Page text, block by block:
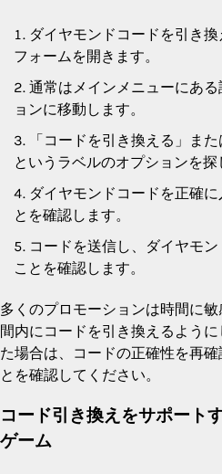
ダイヤモンドコードを引き
フォームを開きます。
通常はメインメニューにあ
ョンに移動します。
「コードを引き換える」ま
というラベルのオプションを探
ダイヤモンドコードを正確
とを確認します。
コードを送信し、ダイヤモ
ことを確認します。
多くのプロモーションは時間に
間内にコードを引き換えるよう
た場合は、コードの正確性を再
とを確認してください。
コード引き換えをサポート
ゲーム